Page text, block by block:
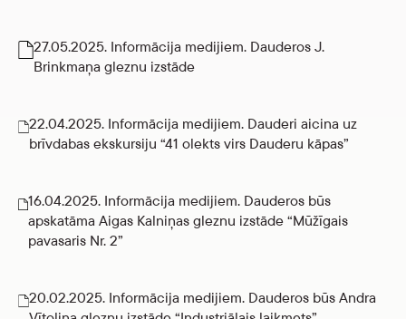
27.05.2025. Informācija medijiem. Dauderos J.
Brinkmaņa gleznu izstāde
22.04.2025. Informācija medijiem. Dauderi aicina uz
brīvdabas ekskursiju “41 olekts virs Dauderu kāpas”
16.04.2025. Informācija medijiem. Dauderos būs
apskatāma Aigas Kalniņas gleznu izstāde “Mūžīgais
pavasaris Nr. 2”
20.02.2025. Informācija medijiem. Dauderos būs Andra